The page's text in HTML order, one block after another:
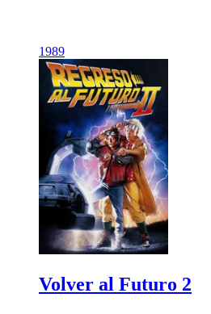
1989
Volver al Futuro 2